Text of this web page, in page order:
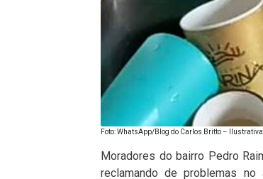
Foto: WhatsApp/Blog do Carlos Britto –
Moradores do bairro Pedro
reclamando de problemas